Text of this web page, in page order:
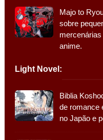
Majo to
sobre
anime.
Light Novel:
Biblia
de romance
no Japão e